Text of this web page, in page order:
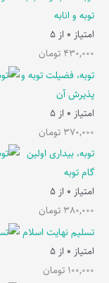
توبه و انابه
امتیاز 0 از 5
430,000 تومان
توبه، فضیلت توبه و
پذیرش آن
امتیاز 0 از 5
370,000 تومان
توبه، بیداری اولین
گام توبه
امتیاز 0 از 5
380,000 تومان
تسلیم نهایت اسلام
امتیاز 0 از 5
100,000 تومان